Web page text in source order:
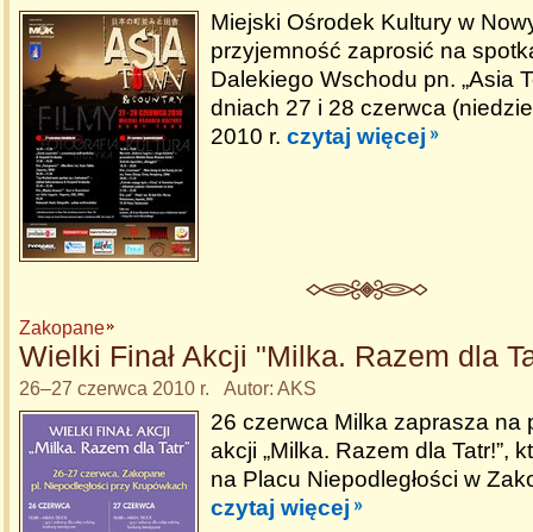
Miejski Ośrodek Kultury w
przyjemność zaprosić na
Dalekiego Wschodu pn. „Asia
dniach 27 i 28 czerwca
2010 r. czytaj więcej
Zakopane
Wielki Finał Akcji "Milka. Razem dla
26–27 czerwca 2010 r. Autor: AKS
26 czerwca Milka zaprasza na
akcji „Milka. Razem dla Tatr!”,
na Placu Niepodległości w
czytaj więcej